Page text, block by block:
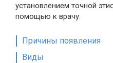
установлением точной
помощью к врачу.
Причины появления
Виды